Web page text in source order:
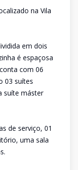
na Vila
em dois
é espaçosa
com 06
03 suítes
suíte máster
de serviço, 01
uma sala